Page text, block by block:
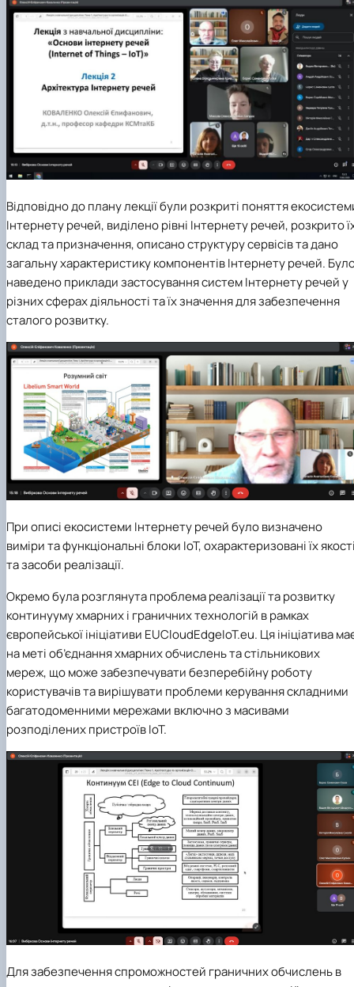
Відповідно до плану лекції були розкриті поняття
Інтернету речей, виділено рівні Інтернету речей, розкрито
склад та призначення, описано структуру сервісів та дано
загальну характеристику компонентів Інтернету речей.
наведено приклади застосування систем Інтернету речей у
різних сферах діяльності та їх значення для забезпечення
сталого розвитку.
При описі екосистеми Інтернету речей було визначено
виміри та функціональні блоки ІоТ, охарактеризовані їх
та засоби реалізації.
Окремо була розглянута проблема реалізації та розвитку
континууму хмарних і граничних технологій в рамках
європейської ініціативи EUCloudEdgeIoT.eu. Ця ініціатива
на меті об’єднання хмарних обчислень та стільникових
мереж, що може забезпечувати безперебійну роботу
користувачів та вирішувати проблеми керування складними
багатодоменними мережами включно з масивами
розподілених пристроїв IoT.
Для забезпечення спроможностей граничних обчислень в